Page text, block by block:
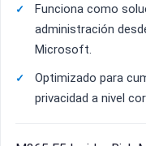
Funciona como
administración
Microsoft.
Optimizado para
privacidad a nivel